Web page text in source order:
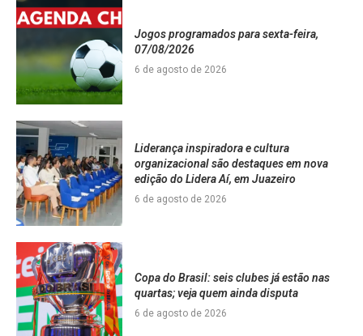
Jogos programados para sexta-feira,
07/08/2026
6 de agosto de 2026
Liderança inspiradora e cultura
organizacional são destaques em nova
edição do Lidera Aí, em Juazeiro
6 de agosto de 2026
Copa do Brasil: seis clubes já estão nas
quartas; veja quem ainda disputa
6 de agosto de 2026